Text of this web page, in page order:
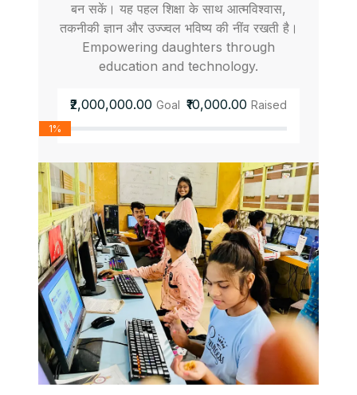
बन सकें। यह पहल शिक्षा के साथ आत्मविश्वास,
तकनीकी ज्ञान और उज्ज्वल भविष्य की नींव रखती है।
Empowering daughters through
education and technology.
₹2,000,000.00 Goal ₹10,000.00 Raised
1%